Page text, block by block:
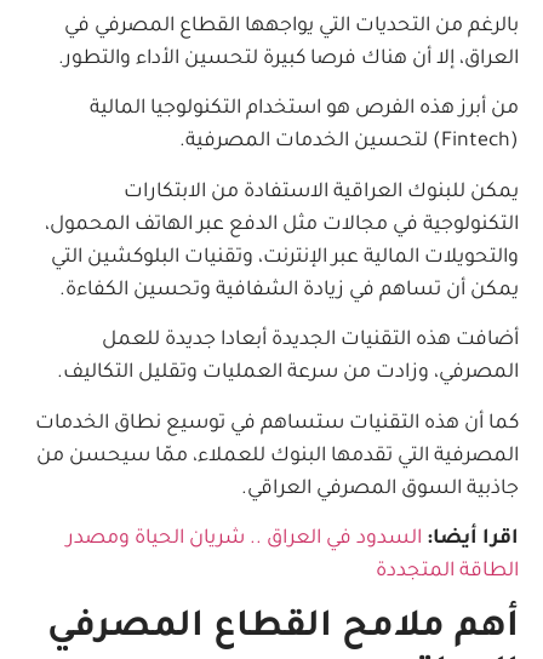
بالرغم من التحديات التي يواجهها القطاع المصرفي في
العراق، إلا أن هناك فرصا كبيرة لتحسين الأداء والتطور.
من أبرز هذه الفرص هو استخدام التكنولوجيا المالية
(Fintech) لتحسين الخدمات المصرفية.
يمكن للبنوك العراقية الاستفادة من الابتكارات
التكنولوجية في مجالات مثل الدفع عبر الهاتف المحمول،
والتحويلات المالية عبر الإنترنت، وتقنيات البلوكشين التي
يمكن أن تساهم في زيادة الشفافية وتحسين الكفاءة.
أضافت هذه التقنيات الجديدة أبعادا جديدة للعمل
المصرفي، وزادت من سرعة العمليات وتقليل التكاليف.
كما أن هذه التقنيات ستساهم في توسيع نطاق الخدمات
المصرفية التي تقدمها البنوك للعملاء، ممّا سيحسن من
جاذبية السوق المصرفي العراقي.
اقرا أيضا: السدود في العراق .. شريان الحياة ومصدر
الطاقة المتجددة
أهم ملامح القطاع المصرفي